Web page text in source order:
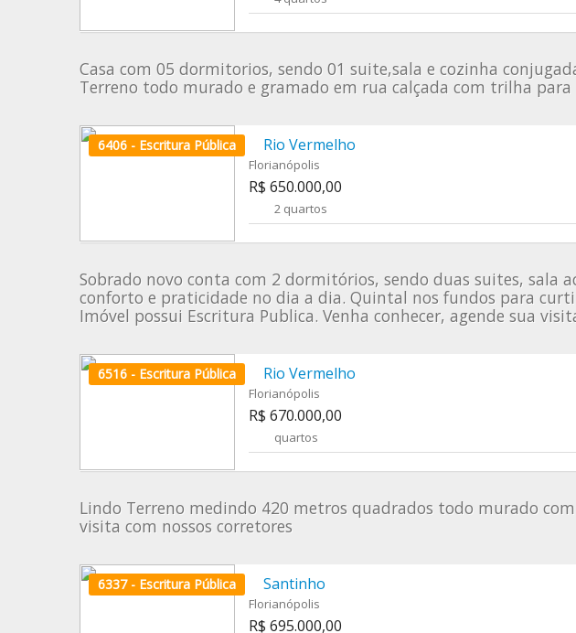
Casa com 05 dormitorios, sendo 01 suite,sala e cozinha
Terreno todo murado e gramado em rua calçada com trilha
6406 - Escritura Pública Rio Vermelho
Florianópolis
R$ 650.000,00
2 quartos
Sobrado novo conta com 2 dormitórios, sendo duas suites, sala
conforto e praticidade no dia a dia. Quintal nos fundos para
Imóvel possui Escritura Publica. Venha conhecer, agende sua
6516 - Escritura Pública Rio Vermelho
Florianópolis
R$ 670.000,00
quartos
Lindo Terreno medindo 420 metros quadrados todo murado
visita com nossos corretores
6337 - Escritura Pública Santinho
Florianópolis
R$ 695.000,00